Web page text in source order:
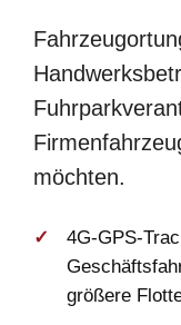
möchten.
4G-GPS-
größere